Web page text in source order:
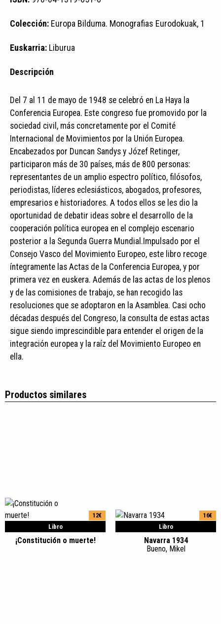
Colección: Europa Bilduma. Monografias Eurodokuak, 1
Euskarria: Liburua
Descripción
Del 7 al 11 de mayo de 1948 se celebró en La Haya la
Conferencia Europea. Este congreso fue promovido por la
sociedad civil, más concretamente por el Comité
Internacional de Movimientos por la Unión Europea.
Encabezados por Duncan Sandys y Józef Retinger,
participaron más de 30 países, más de 800 personas:
representantes de un amplio espectro político, filósofos,
periodistas, líderes eclesiásticos, abogados, profesores,
empresarios e historiadores. A todos ellos se les dio la
oportunidad de debatir ideas sobre el desarrollo de la
cooperación política europea en el complejo escenario
posterior a la Segunda Guerra Mundial.Impulsado por el
Consejo Vasco del Movimiento Europeo, este libro recoge
íntegramente las Actas de la Conferencia Europea, y por
primera vez en euskera. Además de las actas de los plenos
y de las comisiones de trabajo, se han recogido las
resoluciones que se adoptaron en la Asamblea. Casi ocho
décadas después del Congreso, la consulta de estas actas
sigue siendo imprescindible para entender el origen de la
integración europea y la raíz del Movimiento Europeo en
ella.
Productos similares
Libro
12€
¡Constitución o muerte!
Libro
16€
Navarra 1934
Bueno, Mikel